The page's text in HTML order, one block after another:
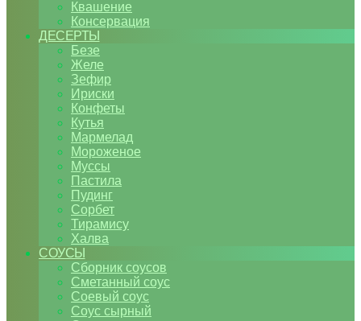
Квашение
Консервация
ДЕСЕРТЫ
Безе
Желе
Зефир
Ириски
Конфеты
Кутья
Мармелад
Мороженое
Муссы
Пастила
Пудинг
Сорбет
Тирамису
Халва
СОУСЫ
Сборник соусов
Сметанный соус
Соевый соус
Соус сырный